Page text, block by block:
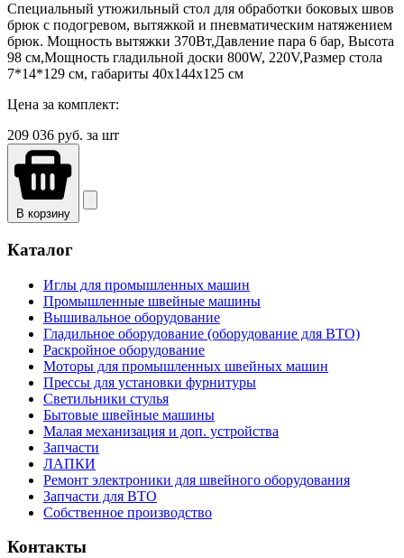
Специальный утюжильный стол для обработки боковых швов
брюк с подогревом, вытяжкой и пневматическим натяжением
брюк. Мощность вытяжки 370Вт,Давление пара 6 бар, Высота
98 см,Мощность гладильной доски 800W, 220V,Размер стола
7*14*129 см, габариты 40х144х125 см
Цена за комплект:
209 036 руб. за шт
В корзину
Каталог
Иглы для промышленных машин
Промышленные швейные машины
Вышивальное оборудование
Гладильное оборудование (оборудование для ВТО)
Раскройное оборудование
Моторы для промышленных швейных машин
Прессы для установки фурнитуры
Светильники стулья
Бытовые швейные машины
Малая механизация и доп. устройства
Запчасти
ЛАПКИ
Ремонт электроники для швейного оборудования
Запчасти для ВТО
Собственное производство
Контакты